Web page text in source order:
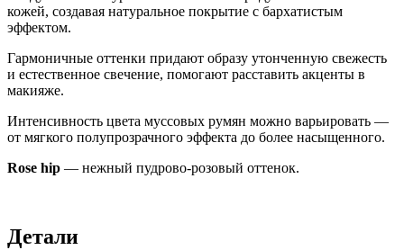
кожей, создавая натуральное покрытие с бархатистым
эффектом.
Гармоничные оттенки придают образу утонченную свежесть
и естественное свечение, помогают расставить акценты в
макияже.
Интенсивность цвета муссовых румян можно варьировать —
от мягкого полупрозрачного эффекта до более насыщенного.
Rose hip — нежный пудрово-розовый оттенок.
Детали